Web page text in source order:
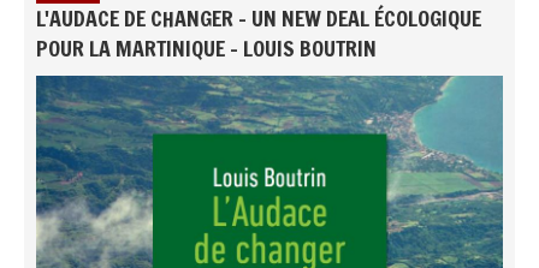
L'AUDACE DE CHANGER - UN NEW DEAL ÉCOLOGIQUE
POUR LA MARTINIQUE - LOUIS BOUTRIN